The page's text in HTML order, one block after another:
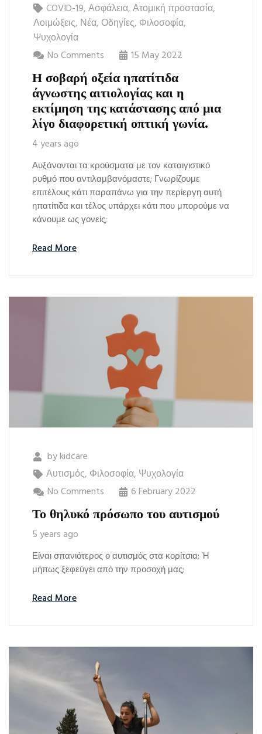
COVID-19,Ασφάλεια,Ατομική προστασία,
Λοιμώξεις, Νέα, Οδηγίες, Φιλοσοφία,
Ψυχολογία
No Comments
15 May 2022
Η σοβαρή οξεία ηπατίτιδα
άγνωστης αιτιολογίας και η
εκτίμηση της κατάστασης από μια
λίγο διαφορετική οπτική γωνία.
4 years ago
Αυξάνονται τα κρούσματα με τον καταιγιστικό
ρυθμό που αντιλαμβανόμαστε; Γνωρίζουμε
επιτέλους κάτι παραπάνω για την περίεργη αυτή
ηπατίτιδα και τέλος υπάρχει κάτι που μπορούμε να
κάνουμε ως γονείς;
Read More
bykidcare
Αυτισμός, Φιλοσοφία, Ψυχολογία
No Comments
6 February 2022
Το θηλυκό πρόσωπο του αυτισμού
5 years ago
Είναι σπανιότερος ο αυτισμός στα κορίτσια; Ή
μήπως ξεφεύγει από την προσοχή μας;
Read More